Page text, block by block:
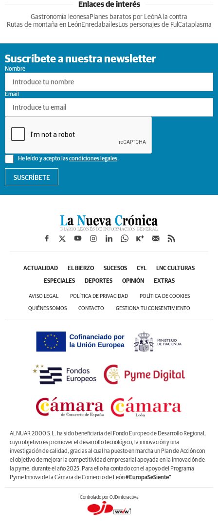
Enlaces de interés
Gastronomia leonesa Planes baratos por LeónA la contra
Rutas de montaña en LeónEnredabailesLos personajes de Ful Cataplasma
Suscríbete a nuestra newsletter
Nombre
He leído y acepto lascondiciones legales.
Email
SUSCRÍBETE
ACTUALIDAD EL BIERZO SUCESOS CYL LNC CULTURAS
ESPECIALES DEPORTES OPINIÓN EXTRAS
AVISO LEGAL POLÍTICA DE PRIVACIDAD POLÍTICA DE COOKIES
QUIÉNES SOMOS CONTACTO GESTIONA TU CONSENTIMIENTO
ALNUAR 2000 S.L. ha sido beneficiaria del Fondo Europeo de Desarrollo Regional,
cuyo objetivo es promover el desarrollo tecnológico, la innovación y una
investigación de calidad, gracias al cual ha puesto en marcha un Plan de Acción con
el objetivo de mejorar la competitividad empresarial apoyada en la innovación de
la pyme, durante el año 2025. Para ello ha contado con el apoyo del Programa
Pyme Innova de la Cámara de Comercio de León#EuropaSeSiente”
Controlado por OJDinteractiva